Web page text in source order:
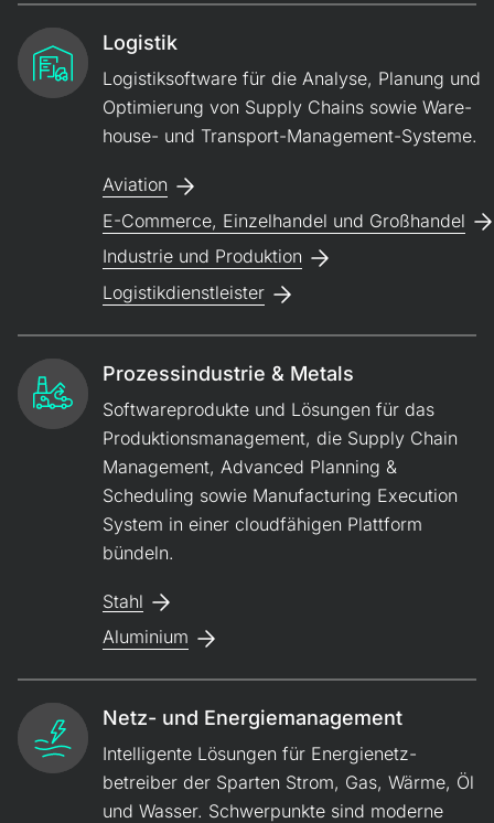
Logistik
Logistiksoftware für die Analyse, Planung und
Opti­mierung von Supply Chains sowie Ware­
house- und Transport-Management-Systeme.
Aviation
E-Commerce, Einzelhandel und Großhandel
Industrie und Produktion
Logistikdienstleister
Prozessindustrie & Metals
Softwareprodukte und Lösungen für das
Produktions­management, die Supply Chain
Management, Advanced Planning &
Scheduling sowie Manufacturing Execution
System in einer cloudfähigen Plattform
bündeln.
Stahl
Aluminium
Netz- und Energiemanagement
Intelligente Lösungen für Energie­netz­
betreiber der Sparten Strom, Gas, Wärme, Öl
und Wasser. Schwer­punkte sind moderne